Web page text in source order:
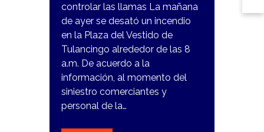
controlar las llamas La mañana
de ayer se desató un incendio
en la Plaza del Vestido de
Tulancingo alrededor de las 8
a.m. De acuerdo a la
información, al momento del
siniestro comerciantes y
personal de la…